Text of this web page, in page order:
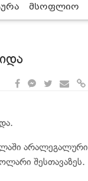
მსოფლიო
არალეგალური
შესთავაზეს.